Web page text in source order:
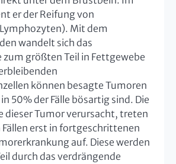
er der Reifung von
Mit dem
wandelt sich das
zum größten Teil in Fettgewebe
können besagte Tumoren
50% der Fälle bösartig sind. Die
dieser Tumor verursacht, treten
erst in fortgeschrittenen
auf. Diese werden
durch das verdrängende